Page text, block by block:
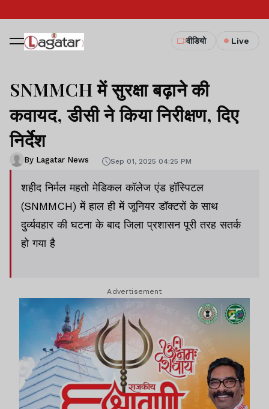
वीडियो Live
SNMMCH में सुरक्षा बढ़ाने की
कवायद, डीसी ने किया निरीक्षण, दिए
निर्देश
By Lagatar News Sep 01, 2025 04:25 PM
शहीद निर्मल महतो मेडिकल कॉलेज एंड हॉस्पिटल
(SNMMCH) में हाल ही में जूनियर डॉक्टरों के साथ
दुर्व्यवहार की घटना के बाद जिला प्रशासन पूरी तरह सतर्क
हो गया है
Advertisement